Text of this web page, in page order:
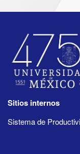
Sitios internos
Sistema de